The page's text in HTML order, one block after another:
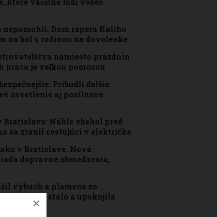
Dom rapera Kaliho
bol s rodinou na dovolenke
namiesto prázdnin
práca je veľkou pomocou
Pribudli ďalšie
osvetlenie aj posilnené
Náhle vbehol pred
sa zranil cestujúci v električke
v Bratislave. Nová
dopravné obmedzenia,
výbuch a plamene zo
čo sa stalo a upokojila